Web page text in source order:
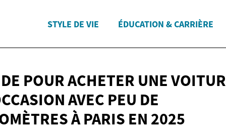
STYLE DE VIE ÉDUCATION & CARRIÈRE
POUR ACHETER UNE
AVEC PEU DE
À PARIS EN 2025